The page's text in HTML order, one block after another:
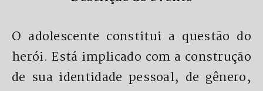
O adolescente constitui a questão do
herói. Está implicado com a construção
de sua identidade pessoal, de gênero,